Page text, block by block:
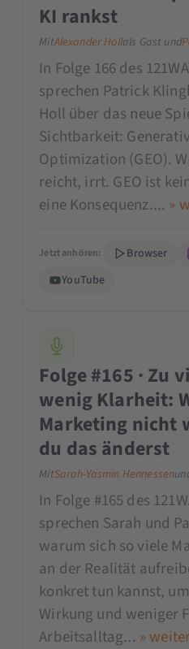
KI rankst
MitAlexander Hollals Gast und
In Folge 166 des
sprechen Patrick
Holl über das neue
Sichtbarkeit:
Optimization (GEO).
reicht, irrt. GEO ist
eine Konsequenz.... »
Jetzt anhören: Browser
YouTube
Folge #165 · Zu
wenig Klarheit:
Marketing nicht
du das änderst
MitSarah-Yasmin Hennessen
In Folge #165 des
sprechen Sarah und
warum sich so viele
an der Realität
konkret tun kannst,
Wirkung und weniger
Arbeitsalltag... »